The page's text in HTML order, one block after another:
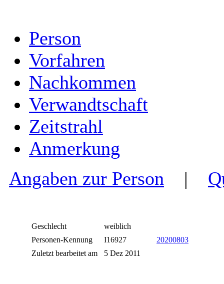
Person
Vorfahren
Nachkommen
Verwandtschaft
Zeitstrahl
Anmerkung
Angaben zur Person |
Geschlecht
weiblich
Personen-Kennung
I16927
20200803
Zuletzt bearbeitet am
5 Dez 2011